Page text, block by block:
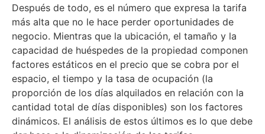
Después de todo, es el número que expresa la tarifa
más alta que no le hace perder oportunidades de
negocio. Mientras que la ubicación, el tamaño y la
capacidad de huéspedes de la propiedad componen
factores estáticos en el precio que se cobra por el
espacio, el tiempo y la tasa de ocupación (la
proporción de los días alquilados en relación con la
cantidad total de días disponibles) son los factores
dinámicos. El análisis de estos últimos es lo que debe